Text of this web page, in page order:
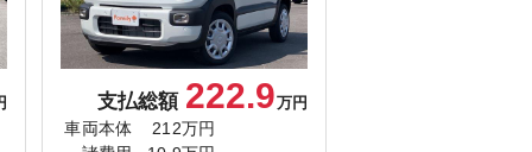
支払総額 222.9万円
車両本体
212万円